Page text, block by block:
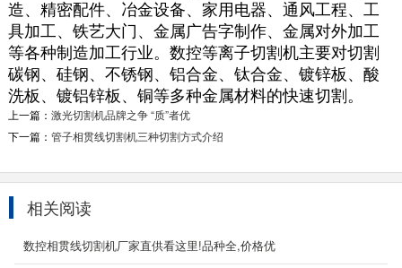
造、精密配件、冶金设备、家用电器、通风工程、工
具加工、铁艺大门、金属广告字制作、金属对外加工
等各种制造加工行业。数控等离子切割机主要对切割
碳钢、硅钢、不锈钢、铝合金、钛合金、镀锌板、酸
洗板、镀铝锌板、铜等多种金属材料的快速切割。
上一篇： 激光切割机品牌之争 “质”者优
下一篇： 管子相贯线切割机三种切割方式介绍
相关阅读
数控相贯线切割机厂家直供看这里!品种全,价格优
龙门式管板一体式数控切割机